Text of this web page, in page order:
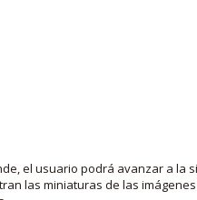
el usuario podrá avanzar a
las miniaturas de las